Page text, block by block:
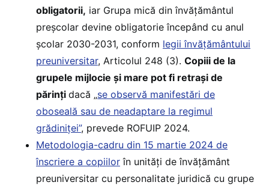
obligatorii, iar Grupa mică din învățământul
preșcolar devine obligatorie începând cu anul
școlar 2030-2031, conform legii învățământului
preuniversitar, Articolul 248 (3). Copiii de la
grupele mijlocie și mare pot fi retrași de
părinți dacă „se observă manifestări de
oboseală sau de neadaptare la regimul
grădiniței”, prevede ROFUIP 2024.
Metodologia-cadru din 15 martie 2024 de
înscriere a copiilor în unități de învățământ
preuniversitar cu personalitate juridică cu grupe